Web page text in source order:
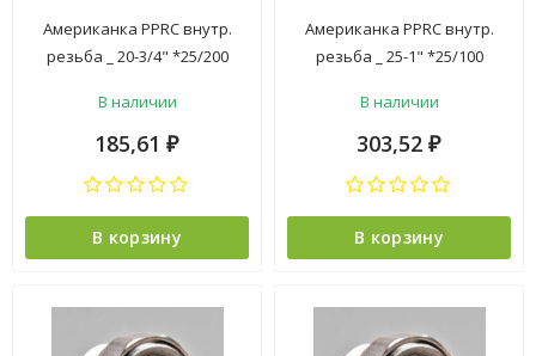
Американка PPRC внутр.
резьба _ 20-3/4" *25/200
В наличии
185,61 ₽
В корзину
Американка PPRC внутр.
резьба _ 25-1" *25/100
В наличии
303,52 ₽
В корзину